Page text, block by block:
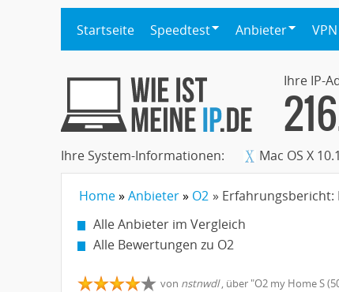
Startseite Speedtest Anbieter VPN
Ihre IP-
Ihre System-Informationen: Mac OS X
Home Anbieter O2 » Erfahrungsbericht:
Alle Anbieter im Vergleich
Alle Bewertungen zu O2
von nstnwdl, über "O2 my Home S